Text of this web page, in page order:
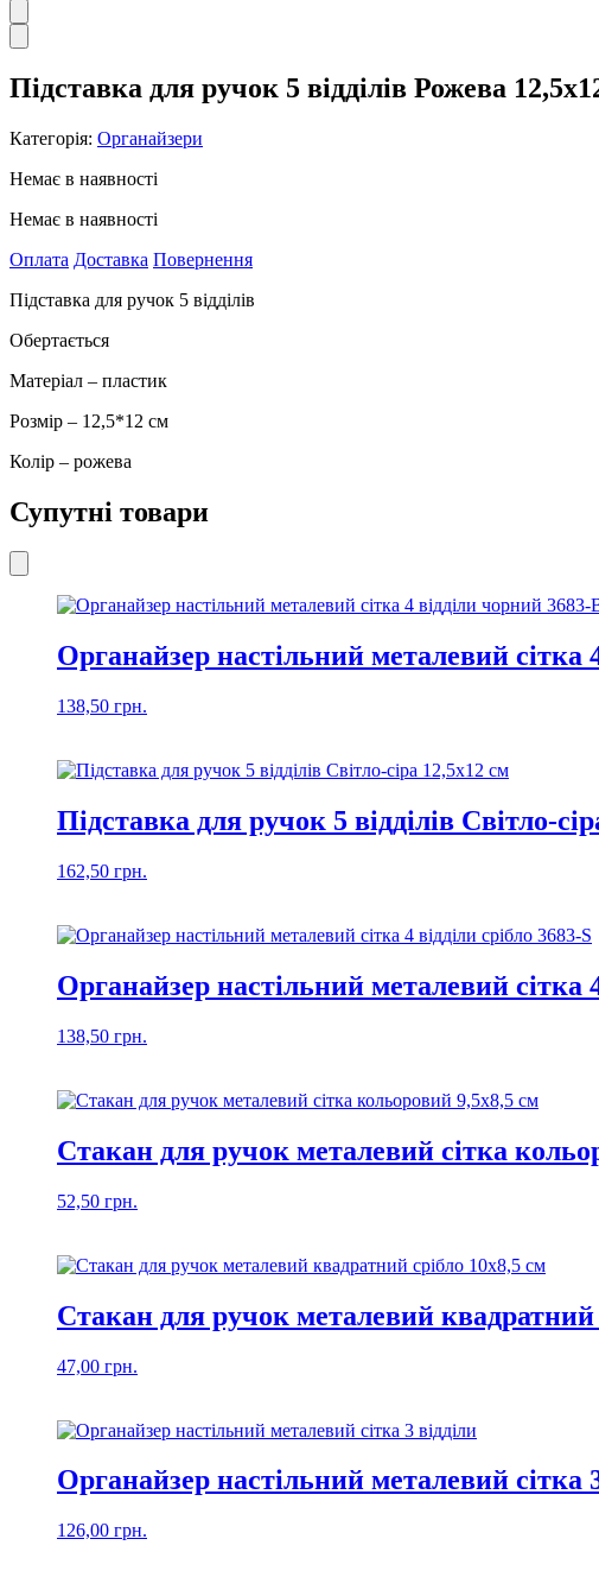
Підставка для ручок 5 відділів Рожева
Категорія: Органайзери
Немає в наявності
Немає в наявності
Оплата Доставка Повернення
Підставка для ручок 5 відділів
Обертається
Матеріал – пластик
Розмір – 12,5*12 см
Колір – рожева
Супутні товари
Органайзер настільний металевий сітка
138,50 грн.
Підставка для ручок 5 відділів Світло-
162,50 грн.
Органайзер настільний металевий сітка
138,50 грн.
Стакан для ручок металевий сітка
52,50 грн.
Стакан для ручок металевий квадратний
47,00 грн.
Органайзер настільний металевий сітка
126,00 грн.